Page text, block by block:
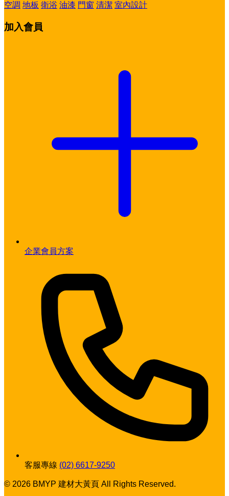
空調 地板 衛浴 油漆 門窗 清潔 室內設計
加入會員
企業會員方案
客服專線 (02) 6617-9250
© 2026 BMYP 建材大黃頁 All Rights Reserved.